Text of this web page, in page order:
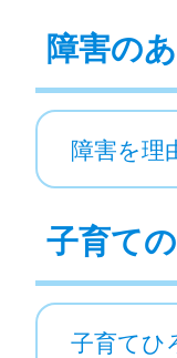
障害の
障害を理
子育て
子育てひ